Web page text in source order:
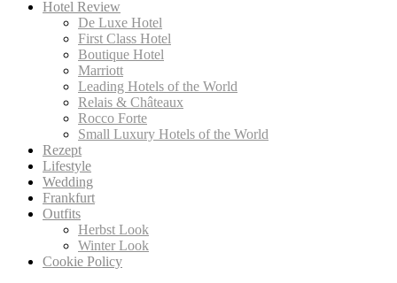
Hotel Review
De Luxe Hotel
First Class Hotel
Boutique Hotel
Marriott
Leading Hotels of the World
Relais & Châteaux
Rocco Forte
Small Luxury Hotels of the World
Rezept
Lifestyle
Wedding
Frankfurt
Outfits
Herbst Look
Winter Look
Cookie Policy